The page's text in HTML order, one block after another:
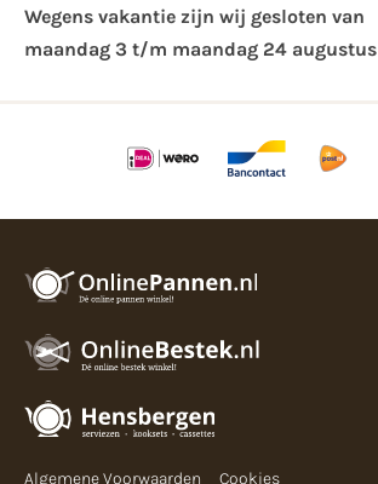
Wegens vakantie zijn wij gesloten van ​
maandag 3 t/m maandag 24 augustus
Algemene Voorwaarden Cookies